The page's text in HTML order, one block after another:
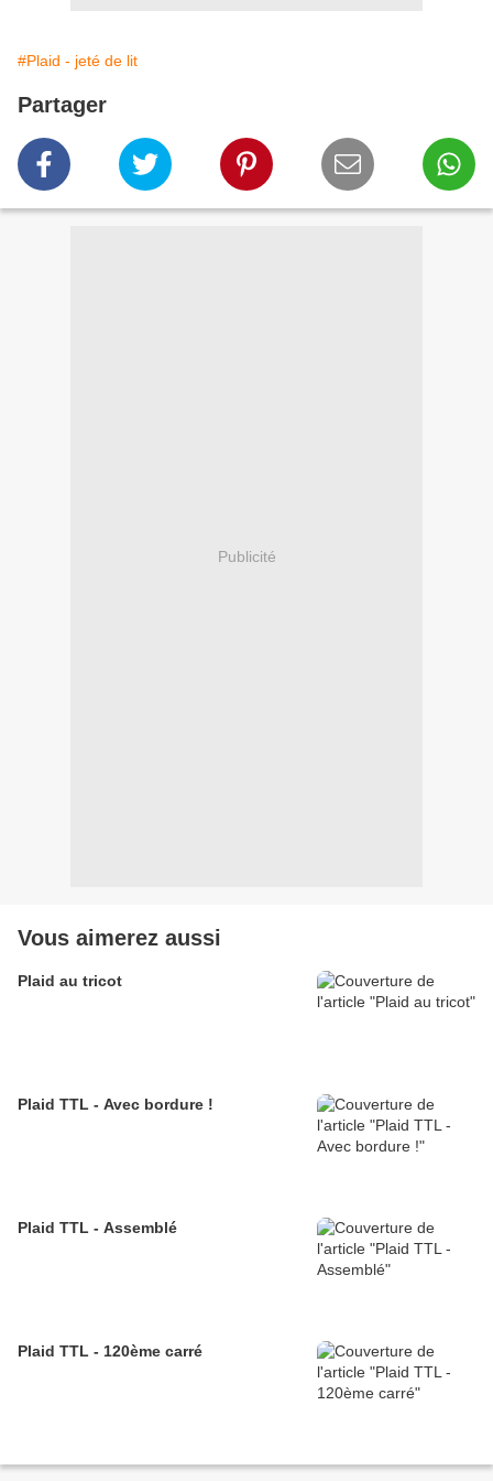
#Plaid - jeté de lit
Partager
Publicité
Vous aimerez aussi
Plaid au tricot
Plaid TTL - Avec bordure !
Plaid TTL - Assemblé
Plaid TTL - 120ème carré